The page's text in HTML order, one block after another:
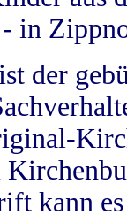
in
der
kann